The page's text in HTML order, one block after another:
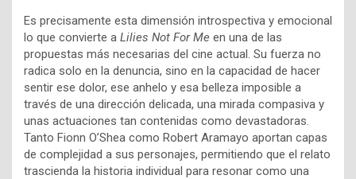
Es precisamente esta dimensión introspectiva y emocional
lo que convierte a Lilies Not For Me en una de las
propuestas más necesarias del cine actual. Su fuerza no
radica solo en la denuncia, sino en la capacidad de hacer
sentir ese dolor, ese anhelo y esa belleza imposible a
través de una dirección delicada, una mirada compasiva y
unas actuaciones tan contenidas como devastadoras.
Tanto Fionn O’Shea como Robert Aramayo aportan capas
de complejidad a sus personajes, permitiendo que el relato
trascienda la historia individual para resonar como una